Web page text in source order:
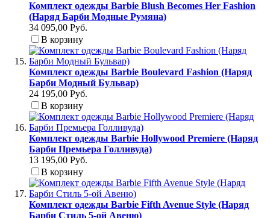
Комплект одежды Barbie Blush Becomes Her Fashion
(Наряд Барби Модные Румяна)
34 095,00 Руб.
В корзину
Комплект одежды Barbie Boulevard Fashion (Наряд
Барби Модный Бульвар)
24 195,00 Руб.
В корзину
Комплект одежды Barbie Hollywood Premiere (Наряд
Барби Премьера Голливуда)
13 195,00 Руб.
В корзину
Комплект одежды Barbie Fifth Avenue Style (Наряд
Барби Стиль 5-ой Авеню)